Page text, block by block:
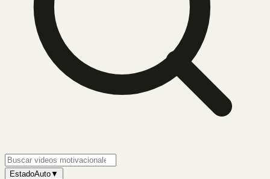
EstadoAuto▼